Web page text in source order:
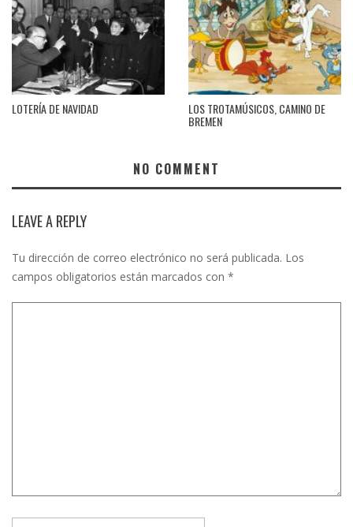
LOTERÍA DE NAVIDAD LOS TROTAMÚSICOS, CAMINO DE
BREMEN
NO COMMENT
LEAVE A REPLY
Tu dirección de correo electrónico no será publicada. Los
campos obligatorios están marcados con *